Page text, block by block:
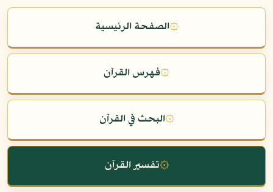
۞الصفحة الرئيسية
۞فهرس القرآن
۞البحث في القرآن
۞تفسير القرآن